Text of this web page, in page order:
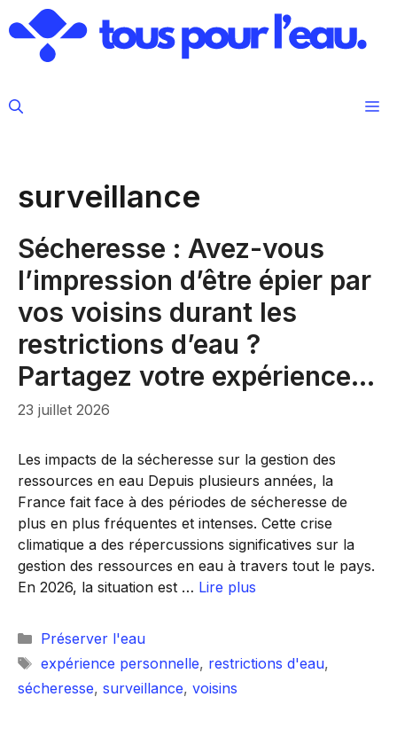
au
contenu
surveillance
Sécheresse : Avez-vous
l’impression d’être épier par
vos voisins durant les
restrictions d’eau ?
Partagez votre expérience…
23 juillet 2026
Les impacts de la sécheresse sur la gestion des
ressources en eau Depuis plusieurs années, la
France fait face à des périodes de sécheresse de
plus en plus fréquentes et intenses. Cette crise
climatique a des répercussions significatives sur la
gestion des ressources en eau à travers tout le pays.
En 2026, la situation est … Lire plus
Catégories
Préserver l'eau
Étiquettes
expérience personnelle, restrictions d'eau,
sécheresse, surveillance, voisins